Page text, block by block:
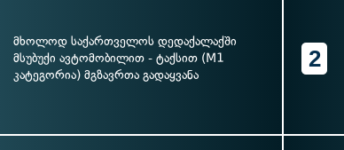
მხოლოდ საქართველოს დედაქალაქში
მსუბუქი ავტომობილით - ტაქსით (M1
კატეგორია) მგზავრთა გადაყვანა
2